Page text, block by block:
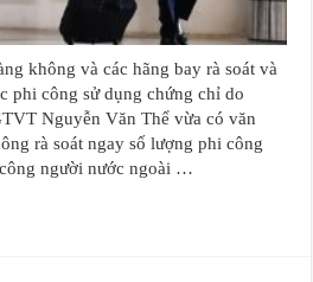
không và các hãng bay rà soát và
phi công sử dụng chứng chỉ do
Nguyễn Văn Thể vừa có văn
rà soát ngay số lượng phi công
người nước ngoài …